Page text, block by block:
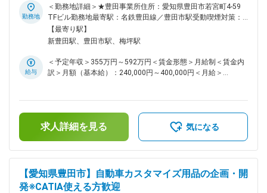
いか、現在の悩みなどを相談できる環境です。 （4）キャリア
パス： 当社では当業務以外にも、MBD、業務DXの推進、自動
車カスタマイズ用品や機能アップデートの商品企画開発などの
ポジションもございますので、経験を積む中でエンジニアとし
て様々なキャリアの選択が可能です。 変更の範囲：会社の定
車の設計・製造などの社内業務に対する業務の見える化やデー
タ共有、ペーパーレス、プロセス最適化などのDX推進に繋が
る仕事をして頂きます。 ◆車両安全システム設計領域 設計業
務を効率化、レベルアップするソリューションの提供。 例え
ース化し、同一又は類似システムの車種展開時の図面作成作業
などの効率化と精度向上など。 ◆試作・製造部門 DX技術を活
った小回りの利くDX推進を信条としています。 ■組織構成：
現在当社から2名が従事しております。 ■魅力点： （1）働き
方： ・月平均残業5.5時間 ・転居を伴う転勤無し ・フレック
スや在宅勤務も可能（例：週2回リモートワーク 等） （2）
わることが出来ます。 また当社は創業から売り上げ・人員数
は右肩上がりで安定的にご依頼をいただいております。また、
システム開発事業はこの先さらに需要の増加を見込んでおりま
す。 （3）自分の頑張りを評価してもらえる、希望を伝えられ
勤務地
＜勤務地詳細＞★豊田事業所住所：愛知県豊田市若宮町4-59
TFビル勤務地最寄駅：名鉄豊田線／豊田市駅受動喫煙対策：
敷地内全面禁煙変更の範囲：会社の定める事業所（リモートワ
ーク含む）
【最寄り駅】
新豊田駅、豊田市駅、梅坪駅
給与
＜予定年収＞355万円～592万円＜賃金形態＞月給制＜賃金内
訳＞月額（基本給）：240,000円～400,000円＜月給＞
ヶ月分想定年収はあくまでも目安の金額です。賃金はあくまで
も目安の金額であり、選考を通じて上下する可能性がありま
す。月給(月額)は固定手当を含めた表記です。
求人詳細を見る 気になる
【愛知県豊田市】自動車カスタマイズ用品の企画・開
発※CATIA使える方歓迎